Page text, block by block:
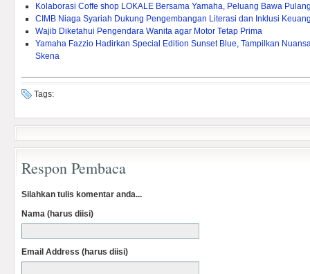
Kolaborasi Coffe shop LOKALE Bersama Yamaha, Peluang Bawa
CIMB Niaga Syariah Dukung Pengembangan Literasi dan Inklusi
Wajib Diketahui Pengendara Wanita agar Motor Tetap Prima
Yamaha Fazzio Hadirkan Special Edition Sunset Blue, Tampilkan
Skena
Tags:
Respon Pembaca
Silahkan tulis komentar anda...
Nama (harus diisi)
Email Address (harus diisi)